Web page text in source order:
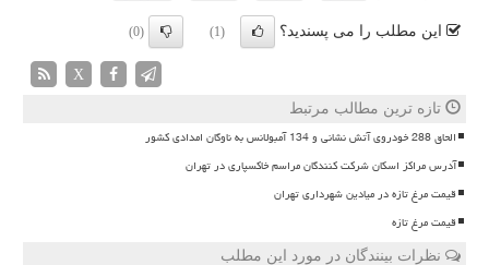
این مطلب را می پسندید؟ (1)
(0)
X
تازه ترین مطالب مرتبط
الحاق 288 خودروی آتش نشانی و 134 آمبولانس به ناوگان امدادی کشور
آدرس مراکز اسکان شرکت کنندگان مراسم خاکسپاری در تهران
قیمت مرغ تازه در میادین شهرداری تهران
قیمت مرغ تازه
نظرات بینندگان در مورد این مطلب